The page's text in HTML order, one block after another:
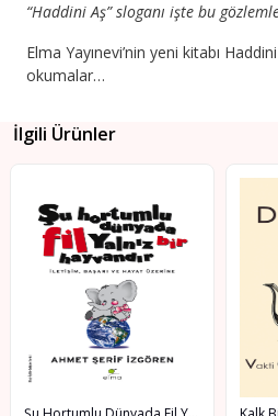
“Haddini Aş” sloganı işte bu
Elma Yayınevi’nin yeni kitabı
okumalar…
İlgili Ürünler